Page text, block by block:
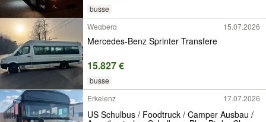
busse
Wegberg
15.07.2026
Mercedes-Benz Sprinter Transfere
15.827 €
busse
Erkelenz
17.07.2026
US Schulbus / Foodtruck / Camper Ausbau /